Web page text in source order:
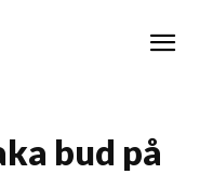
bud på